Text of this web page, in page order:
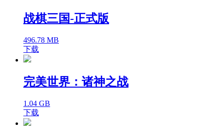
战棋三国-正式版
496.78 MB
下载
完美世界：诸神之战
1.04 GB
下载